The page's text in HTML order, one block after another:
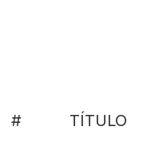
# TÍTULO